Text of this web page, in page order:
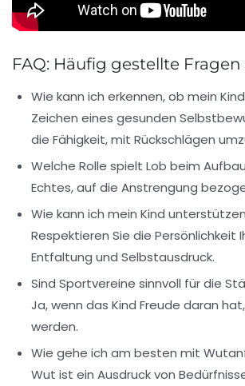
FAQ: Häufig gestellte
Wie kann ich erkennen, ob mein
Zeichen eines gesunden
die Fähigkeit, mit Rückschlägen
Welche Rolle spielt Lob beim
Echtes, auf die Anstrengung
Wie kann ich mein Kind
Respektieren Sie die Persönlichkeit
Entfaltung und Selbstausdruck.
Sind Sportvereine sinnvoll für die
Ja, wenn das Kind Freude daran
werden.
Wie gehe ich am besten mit
Wut ist ein Ausdruck von